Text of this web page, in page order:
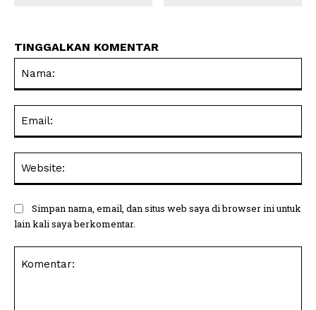
TINGGALKAN KOMENTAR
Simpan nama, email, dan situs web saya di browser ini untuk
lain kali saya berkomentar.